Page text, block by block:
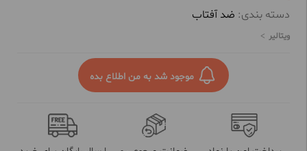
ضدپیری زودرس
ماندگاری بالا
مقاوم در برابر شستشو و تعریق
خاصیت آنتی‌اکسیدان
دسته بندی: ضد آفتاب
ویتالیر
موجود شد به من اطلاع بده